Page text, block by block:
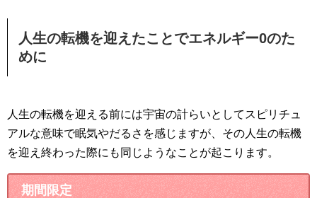
人生の転機を迎えたことでエネルギー0のた
めに
人生の転機を迎える前には宇宙の計らいとしてスピリチュ
アルな意味で眠気やだるさを感じますが、その人生の転機
を迎え終わった際にも同じようなことが起こります。
期間限定